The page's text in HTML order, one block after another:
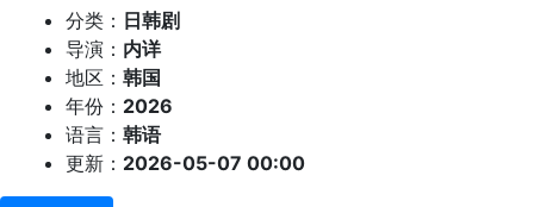
分类： 日韩剧
导演： 内详
地区： 韩国
年份： 2026
语言： 韩语
更新： 2026-05-07 00:00